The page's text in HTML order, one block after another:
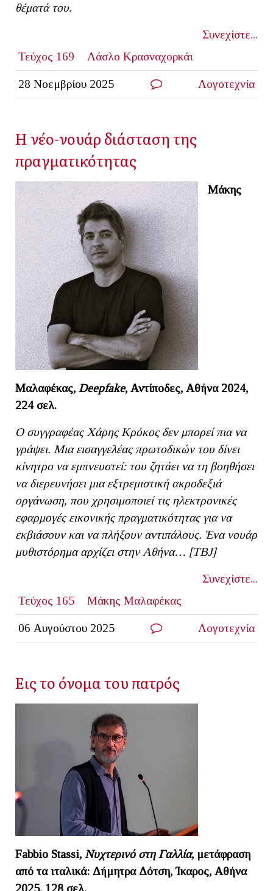
θέματά του.
Συνεχίστε...
Τεύχος 169
Λάσλο Κρασναχορκάι
28 Νοεμβρίου 2025 Λογοτεχνία
Η νέο-νουάρ διάσταση της
πραγματικότητας
Μάκης
Μαλαφέκας, Deepfake, Αντίποδες, Αθήνα 2024,
224 σελ.
Ο συγγραφέας Χάρης Κρόκος δεν μπορεί πια να
γράψει. Μια εισαγγελέας πρωτοδικών του δίνει
κίνητρο να εμπνευστεί: του ζητάει να τη βοηθήσει
να διερευνήσει μια εξτρεμιστική ακροδεξιά
οργάνωση, που χρησιμοποιεί τις ηλεκτρονικές
εφαρμογές εικονικής πραγματικότητας για να
εκβιάσουν και να πλήξουν αντιπάλους. Ένα νουάρ
μυθιστόρημα αρχίζει στην Αθήνα… [ΤΒJ]
Συνεχίστε...
Τεύχος 165
Μάκης Μαλαφέκας
06 Αυγούστου 2025 Λογοτεχνία
Εις το όνομα του πατρός
Fabbio Stassi, Νυχτερινό στη Γαλλία, μετάφραση
από τα ιταλικά: Δήμητρα Δότση, Ίκαρος, Αθήνα
2025, 128 σελ.